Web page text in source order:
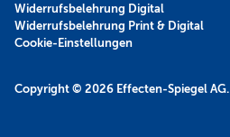
Copyright © 2026 Effecten-Spiegel AG.
Widerrufsbelehrung Digital
Widerrufsbelehrung Print & Digital
Cookie-Einstellungen